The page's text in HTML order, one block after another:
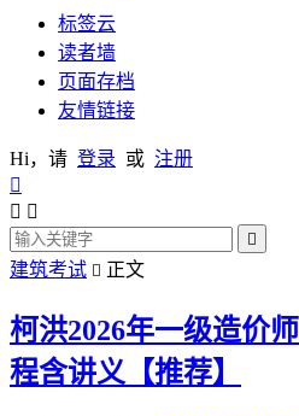
标签云
读者墙
页面存档
友情链接
Hi，请 登录 或 注册

 

建筑考试  正文
柯洪2026年一级造价
程含讲义【推荐】